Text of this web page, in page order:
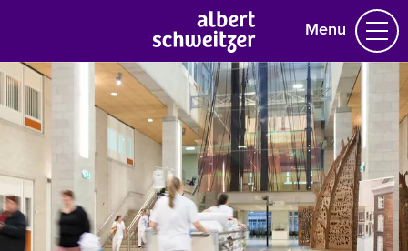
Menu
Homepage
Praktische informatie
Specialismen
Werken en leren
Medewerkers
Contact